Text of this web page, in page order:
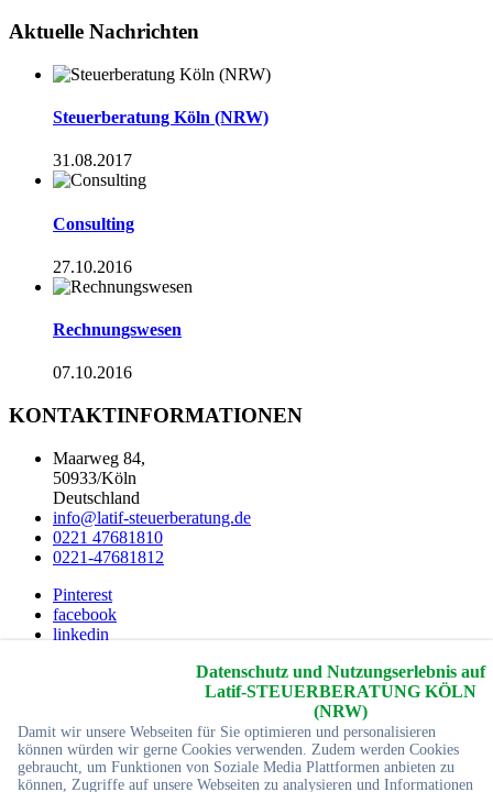
Aktuelle Nachrichten
Steuerberatung Köln (NRW)
31.08.2017
Consulting
27.10.2016
Rechnungswesen
07.10.2016
KONTAKTINFORMATIONEN
Maarweg 84,
50933/Köln
Deutschland
info@latif-steuerberatung.de
0221 47681810
0221-47681812
Pinterest
facebook
linkedin
Alle Rechte reservier
Startseite
Impressum
Sitemap
Datenschutz und Nutzungserlebnis auf
Latif-STEUERBERATUNG KÖLN
(NRW)
Damit wir unsere Webseiten für Sie optimieren und personalisieren
können würden wir gerne Cookies verwenden. Zudem werden Cookies
gebraucht, um Funktionen von Soziale Media Plattformen anbieten zu
können, Zugriffe auf unsere Webseiten zu analysieren und Informationen